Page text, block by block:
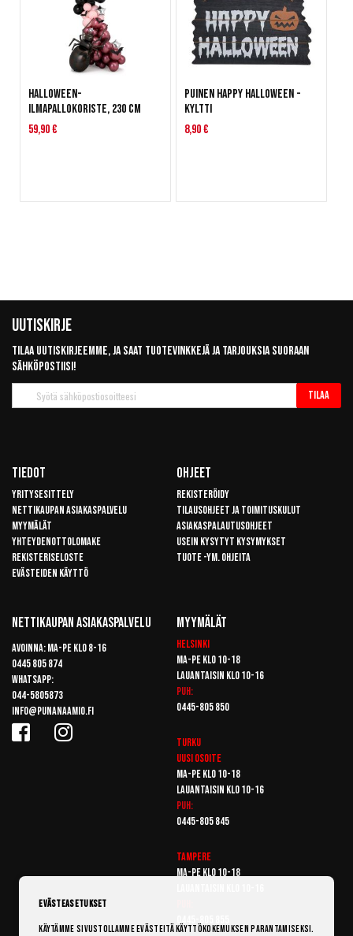
Halloween-
ilmapallokoriste, 230 cm
59,90 €
Puinen Happy Halloween -
kyltti
8,90 €
Uutiskirje
Tilaa uutiskirjeemme, ja saat tuotevinkkejä ja tarjouksia suoraan
sähköpostiisi!
uutiskirje
Tilaa
Tiedot
Yritysesittely
Nettikaupan asiakaspalvelu
Myymälät
Yhteydenottolomake
Rekisteriseloste
Evästeiden käyttö
Ohjeet
Rekisteröidy
Tilausohjeet ja toimituskulut
Asiakaspalautusohjeet
Usein kysytyt kysymykset
Tuote -ym. ohjeita
Nettikaupan Asiakaspalvelu
Avoinna: Ma-pe klo 8-16
0445 805 874
Whatsapp:
044-5805873
info@punanaamio.fi
Myymälät
Helsinki
Ma-pe klo 10-18
Lauantaisin klo 10-16
Puh:
0445-805 850
Turku
Uusi osoite
Ma-pe klo 10-18
Lauantaisin klo 10-16
Puh:
0445-805 845
Tampere
Ma-pe klo 10-18
Evästeasetukset
Käytämme sivustollamme evästeitä käyttökokemuksen parantamiseksi.